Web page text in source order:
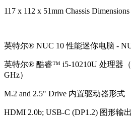
117 x 112 x 51mm Chassis Dimensions
英特尔® NUC 10 性能迷你电脑 -
英特尔® 酷睿™ i5-10210U 处理器
GHz）
M.2 and 2.5" Drive 内置驱动器形式
HDMI 2.0b; USB-C (DP1.2) 图形输出